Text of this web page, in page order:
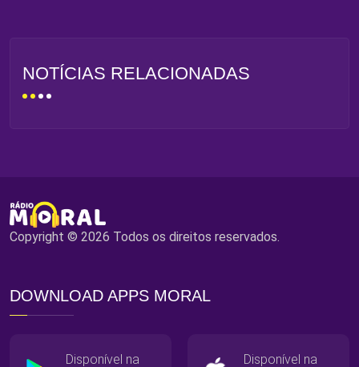
NOTÍCIAS RELACIONADAS
Copyright © 2026 Todos os direitos reservados.
DOWNLOAD APPS MORAL
Disponível na Disponível na